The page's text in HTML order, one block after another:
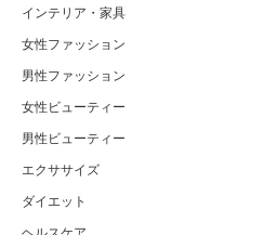
インテリア・家具
女性ファッション
男性ファッション
女性ビューティー
男性ビューティー
エクササイズ
ダイエット